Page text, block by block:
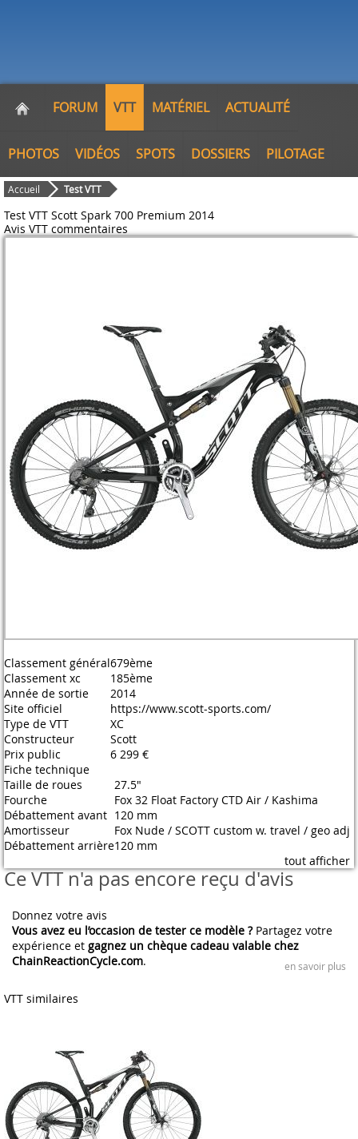
FORUM VTT MATÉRIEL ACTUALITÉ
PHOTOS VIDÉOS SPOTS DOSSIERS PILOTAGE
Accueil Test VTT
Test VTT Scott Spark 700 Premium 2014
Avis VTT commentaires
Classement général679ème
Classement xc
185ème
Année de sortie
2014
Site officiel
https://www.scott-sports.com/
Type de VTT
XC
Constructeur
Scott
Prix public
6 299 €
Fiche technique
Taille de roues
27.5"
Fourche
Fox 32 Float Factory CTD Air / Kashima
Débattement avant 120 mm
Amortisseur
Fox Nude / SCOTT custom w. travel / geo adj
Débattement arrière120 mm
tout afficher
Ce VTT n'a pas encore reçu d'avis
Donnez votre avis
Vous avez eu l’occasion de tester ce modèle ?Partagez votre
expérience et gagnez un chèque cadeau valable chez
ChainReactionCycle.com. en savoir plus
VTT similaires